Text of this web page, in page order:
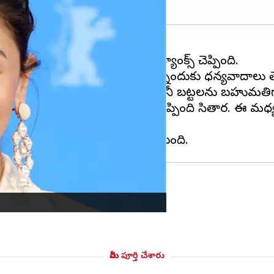
బాలీవుడ్
భామ ఆలియా భట్ కు థ్యాంక్స్ చెప్పింది.
కుటుంబంలో భాగం చేసుకున్నందుకు
సినిమా తారలకు తన కంపెనీ బట్టలను బహుమతిగా
ఇన్స్ టా లో పోస్ట్ చేసి థ్యాంక్స్ చెప్పింది సితార. ఈ
మీరు పూర్తి చేశారు